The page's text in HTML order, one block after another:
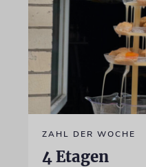
ZAHL DER WOCHE
4 Etagen